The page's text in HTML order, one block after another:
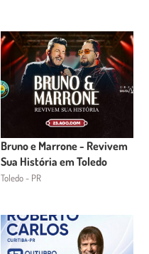
Bruno e Marrone - Revivem
Sua História em Toledo
Toledo - PR